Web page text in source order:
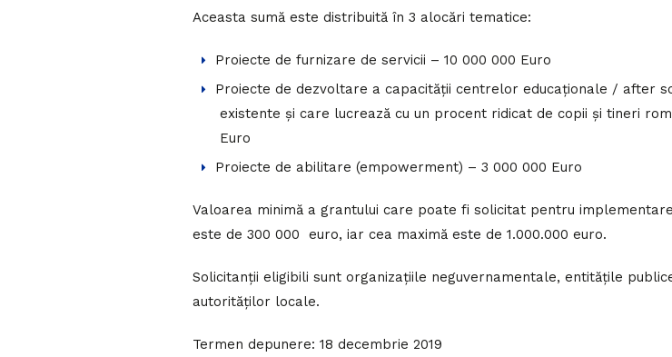
Aceasta sumă este distribuită în 3 alocări tematice:
Proiecte de furnizare de servicii – 10 000 000 Euro
Proiecte de dezvoltare a capacității centrelor educaționale / after
existente și care lucrează cu un procent ridicat de copii și tineri
Euro
Proiecte de abilitare (empowerment) – 3 000 000 Euro
Valoarea minimă a grantului care poate fi solicitat pentru
este de 300 000 euro, iar cea maximă este de 1.000.000 euro.
Solicitanții eligibili sunt organizațiile neguvernamentale, entitățile
autorităților locale.
Termen depunere: 18 decembrie 2019